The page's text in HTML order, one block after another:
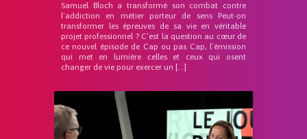
Samuel Bloch a transformé son combat contre
l’addiction en métier porteur de sens Peut-on
transformer les épreuves de sa vie en véritable
projet professionnel ? C’est la question au cœur de
ce nouvel épisode de Cap ou pas Cap, l’émission
qui met en lumière celles et ceux qui osent
changer de vie pour exercer un […]